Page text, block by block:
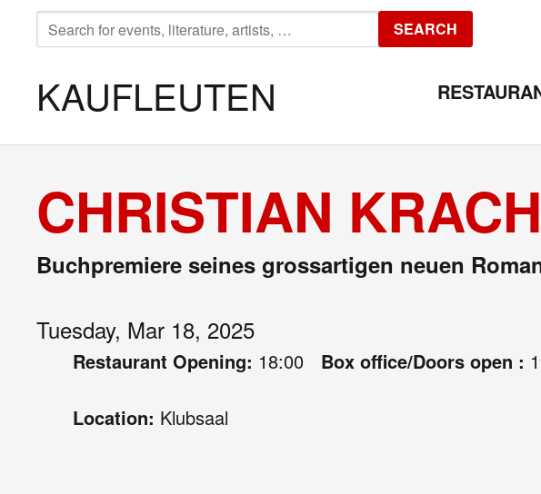
SEARCH
FOR:
SEARCH
KAUFLEUTEN
CHRISTIAN
Buchpremiere seines grossartigen neuen
Tuesday, Mar 18, 2025
Restaurant Opening: 18:00 Box office/Doors open :
Location: Klubsaal